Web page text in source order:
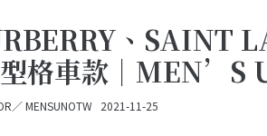
、SAINT
格車款｜MEN’S
／ MENSUNOTW 2021-11-25